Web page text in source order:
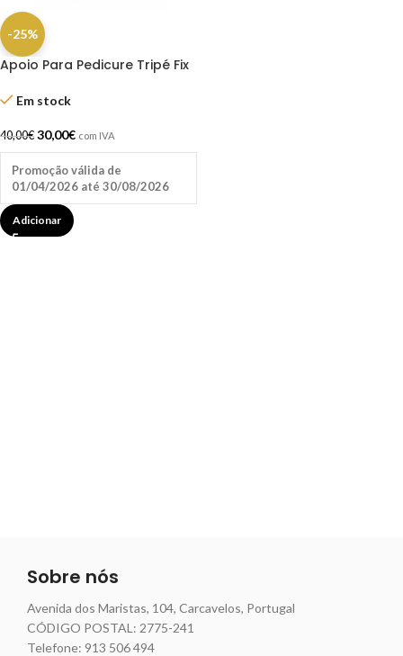
-25%
Apoio Para Pedicure Tripé Fix
Em stock
40,00€ 30,00€ com IVA
Promoção válida de
01/04/2026 até 30/08/2026
Adicionar
Sobre nós
Avenida dos Maristas, 104, Carcavelos, Portugal
CÓDIGO POSTAL: 2775-241
Telefone: 913 506 494